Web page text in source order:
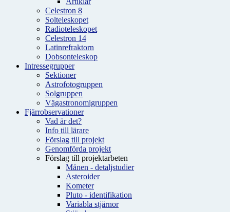
Celestron 8
Solteleskopet
Radioteleskopet
Celestron 14
Latinrefraktorn
Dobsonteleskop
Intressegrupper
Sektioner
Astrofotogruppen
Solgruppen
Vägastronomigruppen
Fjärrobservationer
Vad är det?
Info till lärare
Förslag till projekt
Genomförda projekt
Förslag till projektarbeten
Månen - detaljstudier
Asteroider
Kometer
Pluto - identifikation
Variabla stjärnor